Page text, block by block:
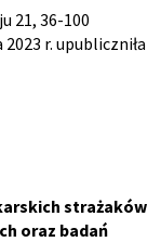
21, 36-100
r. upubliczniła
strażaków
oraz badań